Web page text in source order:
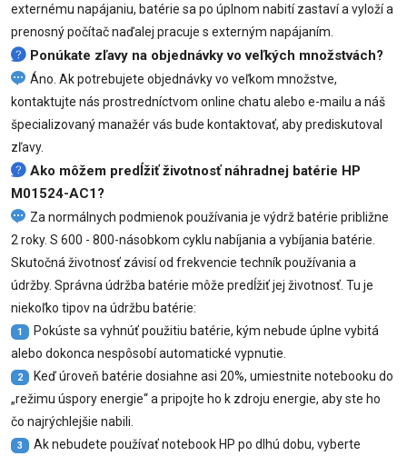
externému napájaniu, batérie sa po úplnom nabití zastaví a vyloží a
prenosný počítač naďalej pracuje s externým napájaním.
Ponúkate zľavy na objednávky vo veľkých množstvách?
Áno. Ak potrebujete objednávky vo veľkom množstve,
kontaktujte nás prostredníctvom online chatu alebo e-mailu a náš
špecializovaný manažér vás bude kontaktovať, aby prediskutoval
zľavy.
Ako môžem predĺžiť životnosť náhradnej batérie HP
M01524-AC1?
Za normálnych podmienok používania je výdrž batérie približne
2 roky. S 600 - 800-násobkom cyklu nabíjania a vybíjania batérie.
Skutočná životnosť závisí od frekvencie techník používania a
údržby. Správna údržba batérie môže predĺžiť jej životnosť. Tu je
niekoľko tipov na údržbu batérie:
1
Pokúste sa vyhnúť použitiu batérie, kým nebude úplne vybitá
alebo dokonca nespôsobí automatické vypnutie.
2
Keď úroveň batérie dosiahne asi 20%, umiestnite notebooku do
„režimu úspory energie“ a pripojte ho k zdroju energie, aby ste ho
čo najrýchlejšie nabili.
3 Ak nebudete používať notebook HP po dlhú dobu, vyberte